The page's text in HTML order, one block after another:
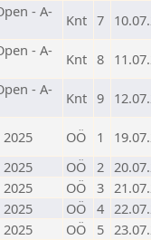
- A-
Knt 7
- A-
Knt 8
- A-
Knt 9
OÖ 1
OÖ 2
OÖ 3
OÖ 4
OÖ 5